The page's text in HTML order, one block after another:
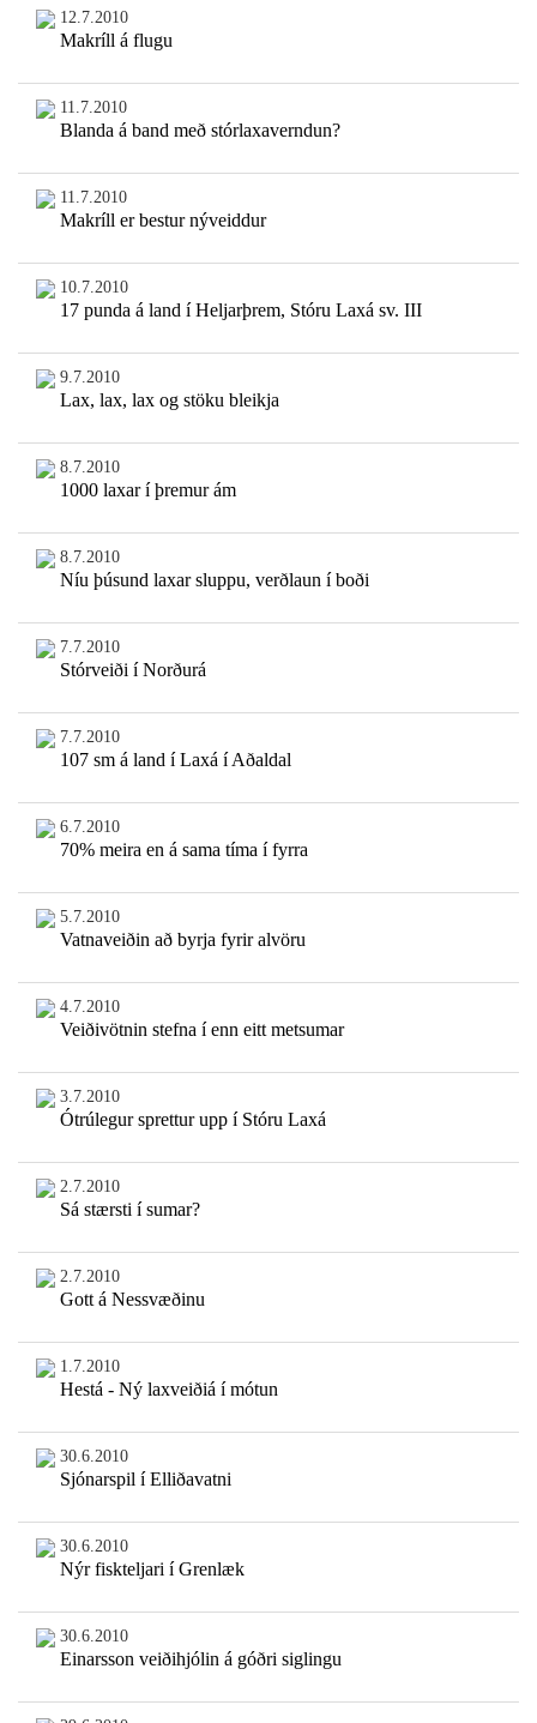
12.7.2010
Makríll á flugu
11.7.2010
Blanda á band með stórlaxaverndun?
11.7.2010
Makríll er bestur nýveiddur
10.7.2010
17 punda á land í Heljarþrem, Stóru Laxá sv. III
9.7.2010
Lax, lax, lax og stöku bleikja
8.7.2010
1000 laxar í þremur ám
8.7.2010
Níu þúsund laxar sluppu, verðlaun í boði
7.7.2010
Stórveiði í Norðurá
7.7.2010
107 sm á land í Laxá í Aðaldal
6.7.2010
70% meira en á sama tíma í fyrra
5.7.2010
Vatnaveiðin að byrja fyrir alvöru
4.7.2010
Veiðivötnin stefna í enn eitt metsumar
3.7.2010
Ótrúlegur sprettur upp í Stóru Laxá
2.7.2010
Sá stærsti í sumar?
2.7.2010
Gott á Nessvæðinu
1.7.2010
Hestá - Ný laxveiðiá í mótun
30.6.2010
Sjónarspil í Elliðavatni
30.6.2010
Nýr fiskteljari í Grenlæk
30.6.2010
Einarsson veiðihjólin á góðri siglingu